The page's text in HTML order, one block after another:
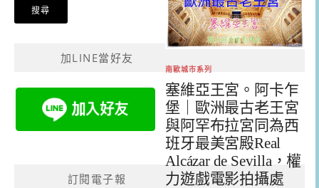
南歐城市系列
塞維亞王宮。阿卡乍
堡｜歐洲最古老王宮
與阿罕布拉宮同為西
班牙最美宮殿Real
Alcázar de Sevilla，權
力遊戲電影拍攝處
加LINE當好友
訂閱電子報